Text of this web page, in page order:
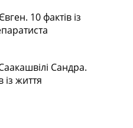
10 фактів із
Сандра.
із життя